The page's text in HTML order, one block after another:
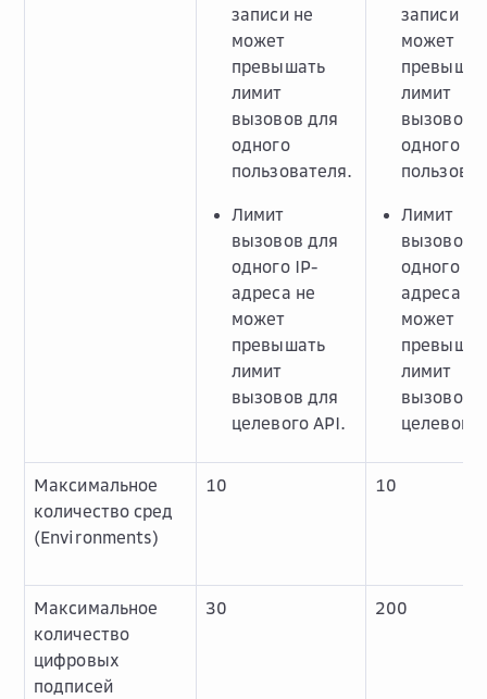
записи не
может
превышать
лимит
вызовов для
одного
пользователя.
Лимит
вызовов для
одного IP-
адреса не
может
превышать
лимит
вызовов для
целевого API.
записи не
может
лимит
вызовов
одного
Лимит
вызовов
одного IP-
адреса не
может
лимит
вызовов
целевого
Максимальное
количество сред
(Environments)
10 10
Максимальное
количество
цифровых
подписей
30 200